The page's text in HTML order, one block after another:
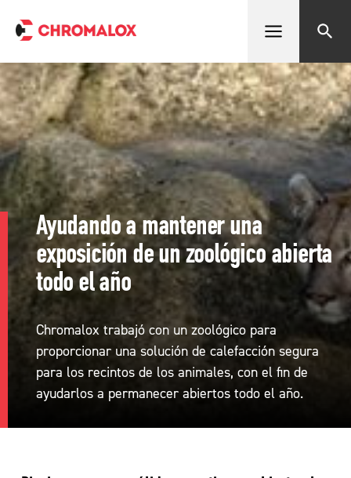
Abrir menúBuscar
Ayudando a mantener una
exposición de un zoológico abierta
todo el año
Chromalox trabajó con un zoológico para
proporcionar una solución de calefacción segura
para los recintos de los animales, con el fin de
ayudarlos a permanecer abiertos todo el año.